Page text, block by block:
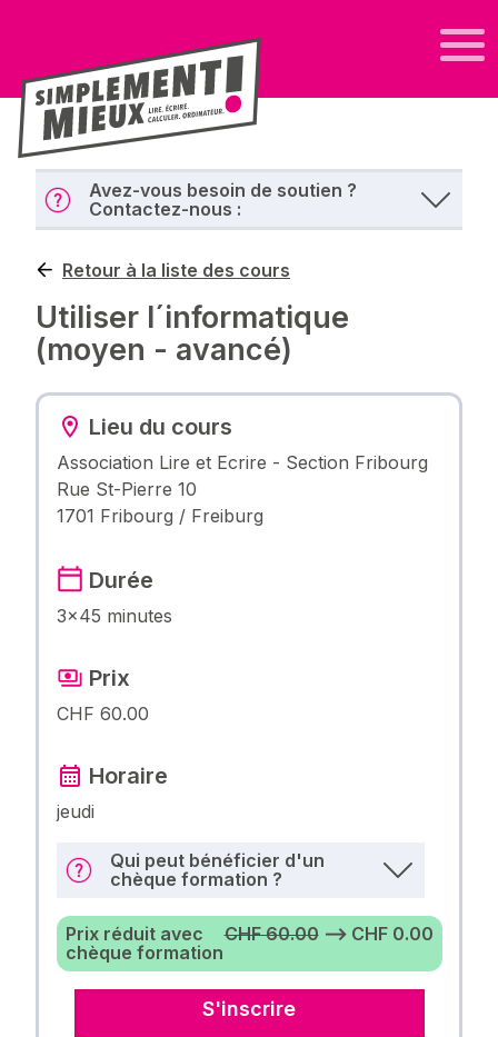
Avez-vous besoin de soutien ?
Contactez-nous :
Retour à la liste des cours
Utiliser l´informatique
(moyen - avancé)
Lieu du cours
Association Lire et Ecrire - Section Fribourg
Rue St-Pierre 10
1701 Fribourg / Freiburg
Durée
3×45 minutes
Prix
CHF 60.00
Horaire
jeudi
Qui peut bénéficier d'un
chèque formation ?
Prix réduit avec
chèque formation
CHF 60.00⟶ CHF 0.00
S'inscrire